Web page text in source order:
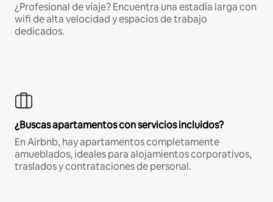
¿Profesional de viaje? Encuentra una estadía larga con
wifi de alta velocidad y espacios de trabajo
dedicados.
¿Buscas apartamentos con servicios incluidos?
En Airbnb, hay apartamentos completamente
amueblados, ideales para alojamientos corporativos,
traslados y contrataciones de personal.